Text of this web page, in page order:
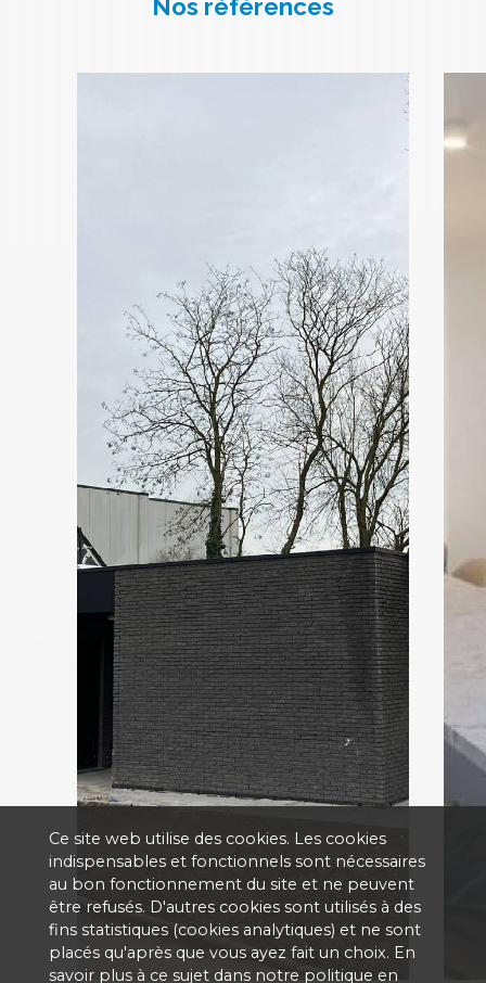
Ce site web utilise des cookies. Les cookies
indispensables et fonctionnels sont nécessaires
au bon fonctionnement du site et ne peuvent
être refusés. D'autres cookies sont utilisés à des
fins statistiques (cookies analytiques) et ne sont
placés qu'après que vous ayez fait un choix. En
savoir plus à ce sujet dans notre politique en
Nos références